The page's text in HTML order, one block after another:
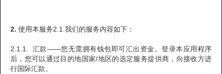
2. 使用本服务2.1.我们的服务内容如下：
2.1.1. 汇款——您无需拥有钱包即可汇出资金。登录本应用程序
后，您可以通过目的地国家/地区的选定服务提供商，向接收方进
行国际汇款。